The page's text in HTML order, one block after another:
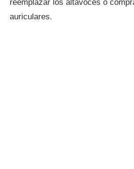
reemplazar los altavoces o
auriculares.